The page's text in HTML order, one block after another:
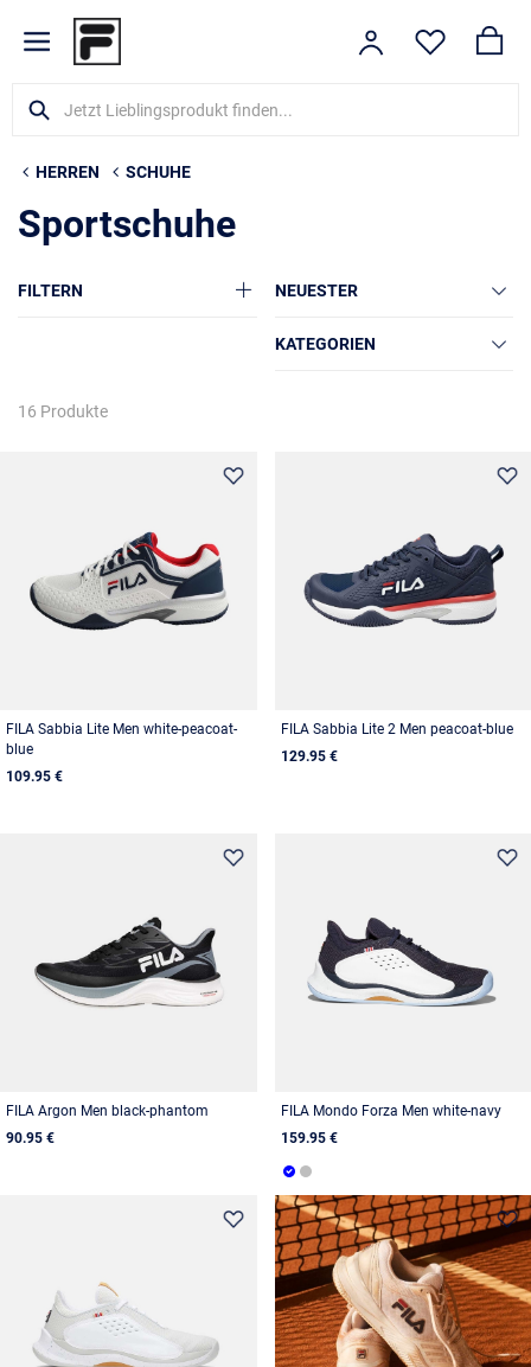
HERREN SCHUHE
Sportschuhe
FILTERN NEUESTER
KATEGORIEN
16 Produkte
FILA Sabbia Lite Men white-peacoat-
blue
109.95 €
FILA Sabbia Lite 2 Men peacoat-blue
129.95 €
FILA Argon Men black-phantom
90.95 €
FILA Mondo Forza Men white-navy
159.95 €